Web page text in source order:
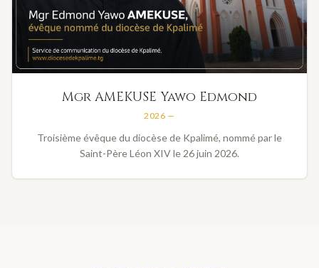
Mgr AMEKUSE Yawo Edmond
2026 —
Troisième évêque du diocèse de Kpalimé, nommé par le
Saint-Père Léon XIV le 26 juin 2026.